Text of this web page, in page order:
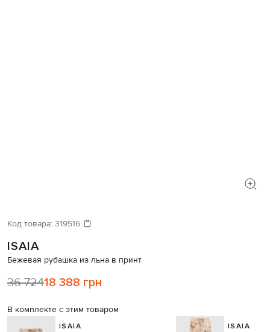
Код товара: 319516
ISAIA
Бежевая рубашка из льна в принт
36 72418 388 грн
В комплекте с этим товаром
ISAIA ISAIA